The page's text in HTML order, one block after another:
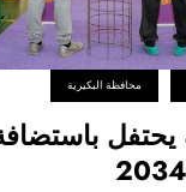
محافظة البكيرية
تعليم البكيرية يحتفل